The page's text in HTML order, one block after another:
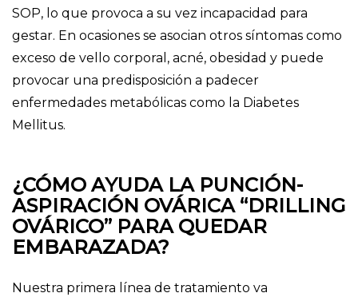
SOP, lo que provoca a su vez incapacidad para
gestar. En ocasiones se asocian otros síntomas como
exceso de vello corporal, acné, obesidad y puede
provocar una predisposición a padecer
enfermedades metabólicas como la Diabetes
Mellitus.
¿CÓMO AYUDA LA PUNCIÓN-
ASPIRACIÓN OVÁRICA “DRILLING
OVÁRICO” PARA QUEDAR
EMBARAZADA?
Nuestra primera línea de tratamiento va